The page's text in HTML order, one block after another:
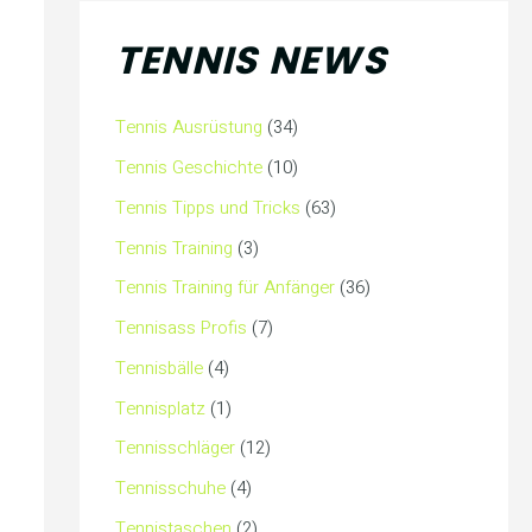
TENNIS NEWS
Tennis Ausrüstung (34)
Tennis Geschichte(10)
Tennis Tipps und Tricks (63)
Tennis Training (3)
Tennis Training für Anfänger(36)
Tennisass Profis (7)
Tennisbälle(4)
Tennisplatz(1)
Tennisschläger(12)
Tennisschuhe(4)